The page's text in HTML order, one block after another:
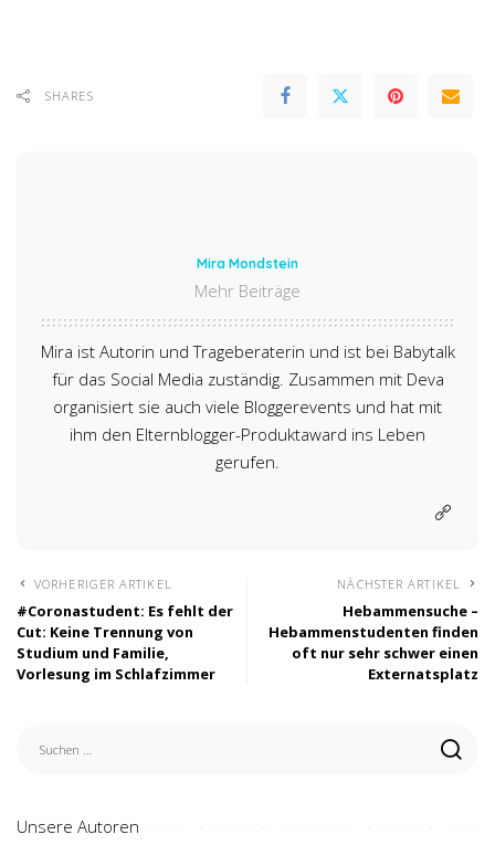
SHARES
Mira Mondstein
Mehr Beiträge
Mira ist Autorin und Trageberaterin und ist bei Babytalk
für das Social Media zuständig. Zusammen mit Deva
organisiert sie auch viele Bloggerevents und hat mit
ihm den Elternblogger-Produktaward ins Leben
gerufen.
VORHERIGER ARTIKEL
#Coronastudent: Es fehlt der
Cut: Keine Trennung von
Studium und Familie,
Vorlesung im Schlafzimmer
NÄCHSTER ARTIKEL
Hebammensuche –
Hebammenstudenten finden
oft nur sehr schwer einen
Externatsplatz
Unsere Autoren